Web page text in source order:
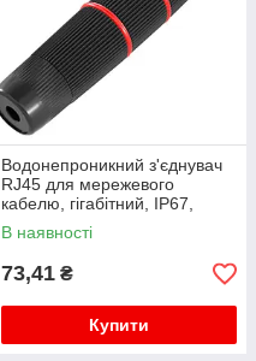
Водонепроникний з'єднувач
RJ45 для мережевого
кабелю, гігабітний, IP67,
чорний, WDT-IP67ZT/B
В наявності
73,41 ₴
Купити